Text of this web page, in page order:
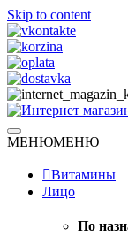
Skip to content
Интернет
Натуральная
МЕНЮМЕНЮ
Витамины
Лицо
По